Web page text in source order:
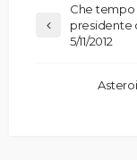
Che tempo
presidente
5/11/2012